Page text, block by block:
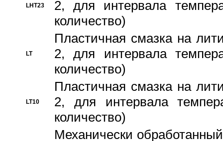
LHT23
2, для интервала
количество)
LT
Пластичная смазка на
2, для интервала
количество)
LT10
Пластичная смазка на
2, для интервала
количество)
Механически